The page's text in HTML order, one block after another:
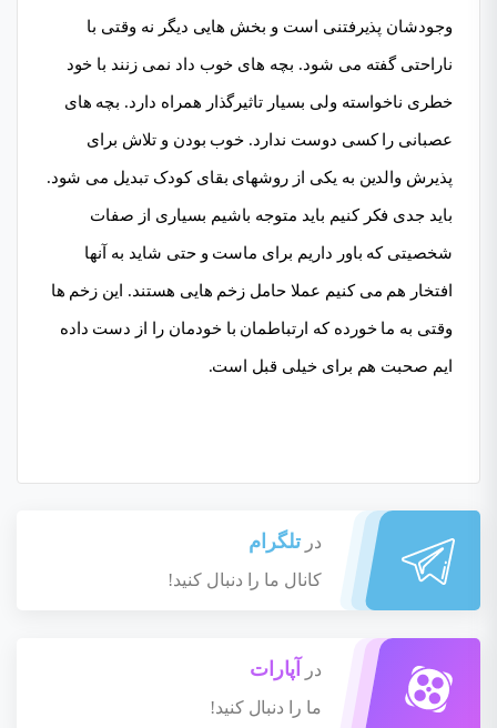
وجودشان پذیرفتنی است و بخش هایی دیگر نه وقتی با
ناراحتی گفته می شود. بچه های خوب داد نمی زنند با خود
خطری ناخواسته ولی بسیار تاثیرگذار همراه دارد. بچه های
عصبانی را کسی دوست ندارد. خوب بودن و تلاش برای
پذیرش والدین به یکی از روشهای بقای کودک تبدیل می شود.
باید جدی فکر کنیم باید متوجه باشیم بسیاری از صفات
شخصیتی که باور داریم برای ماست و حتی شاید به آنها
افتخار هم می کنیم عملا حامل زخم هایی هستند. این زخم ها
وقتی به ما خورده که ارتباطمان با خودمان را از دست داده
ایم صحبت هم برای خیلی قبل است.
در تلگرام
کانال ما را دنبال کنید!
در آپارات
ما را دنبال کنید!